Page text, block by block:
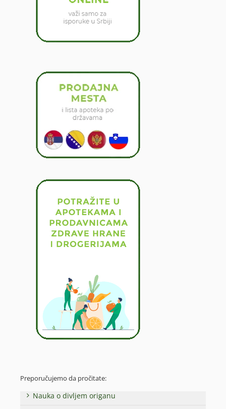
Preporučujemo da pročitate:
Nauka o divljem origanu